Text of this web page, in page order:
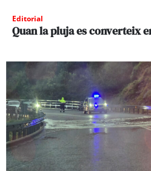
Editorial
Quan la pluja es converteix